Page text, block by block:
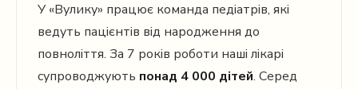
У «Вулику» працює команда педіатрів, які
ведуть пацієнтів від народження до
повноліття. За 7 років роботи наші лікарі
супроводжують понад 4 000 дітей. Серед